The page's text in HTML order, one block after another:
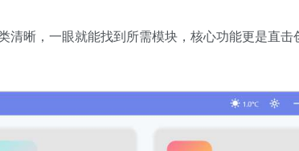
清晰，一眼就能找到所需模块，核心功能更是直击